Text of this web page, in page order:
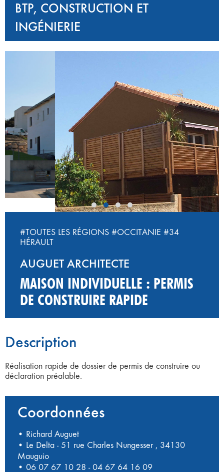
BTP, CONSTRUCTION ET
INGÉNIERIE
‹ ›
#TOUTES LES RÉGIONS #OCCITANIE #34
HÉRAULT
AUGUET ARCHITECTE
MAISON INDIVIDUELLE : PERMIS
DE CONSTRUIRE RAPIDE
Description
Réalisation rapide de dossier de permis de construire ou
déclaration préalable.
Coordonnées
• Richard Auguet
• Le Delta - 51 rue Charles Nungesser , 34130
Mauguio
• 06 07 67 10 28 - 04 67 64 16 09